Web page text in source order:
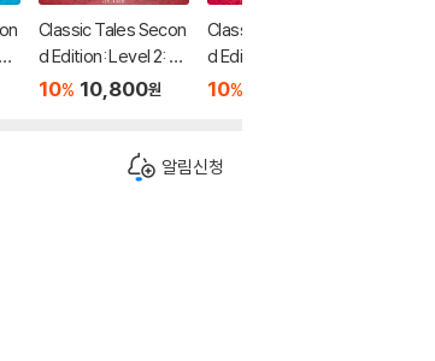
Classic Tales Secon
d Edition: Level 2: Th
e Two Brothers and
10% 10,800원
Classic Tales Secon
d Edition: Level 2: Th
e Two Brothers and
10%
알림신청